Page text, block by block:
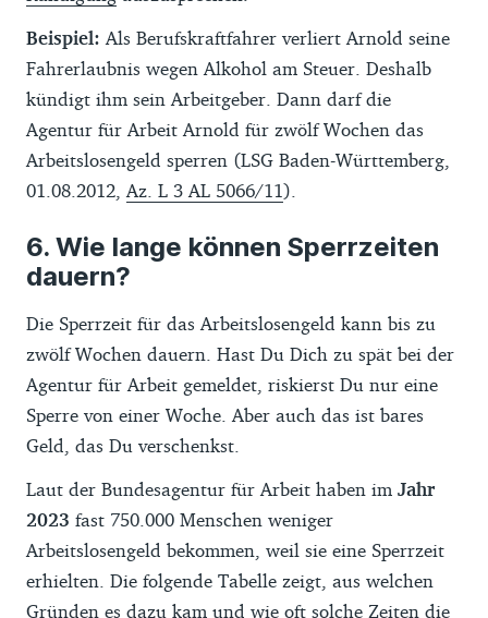
Beispiel: Als Berufskraftfahrer verliert Arnold seine
Fahrerlaubnis wegen Alkohol am Steuer. Deshalb
kündigt ihm sein Arbeitgeber. Dann darf die
Agentur für Arbeit Arnold für zwölf Wochen das
Arbeitslosengeld sperren (LSG Baden-Württemberg,
01.08.2012, Az. L 3 AL 5066/11).
Wie lange können Sperrzeiten
dauern?
Die Sperrzeit für das Arbeitslosengeld kann bis zu
zwölf Wochen dauern. Hast Du Dich zu spät bei der
Agentur für Arbeit gemeldet, riskierst Du nur eine
Sperre von einer Woche. Aber auch das ist bares
Geld, das Du verschenkst.
Laut der Bundesagentur für Arbeit haben im Jahr
2023 fast 750.000 Menschen weniger
Arbeitslosengeld bekommen, weil sie eine Sperrzeit
erhielten. Die folgende Tabelle zeigt, aus welchen
Gründen es dazu kam und wie oft solche Zeiten die